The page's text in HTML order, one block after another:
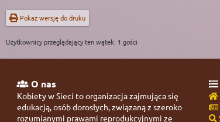
Pokaż wersję do druku
Użytkownicy przeglądający ten wątek: 1 gości
O nas
Kobiety w Sieci to organizacja zajmująca się
edukacją, osób dorosłych, związaną z szeroko
rozumianymi prawami reprodukcyjnymi ze